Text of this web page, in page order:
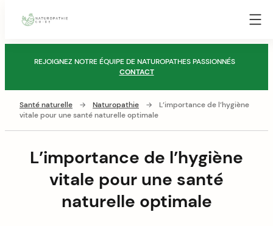
REJOIGNEZ NOTRE ÉQUIPE DE NATUROPATHES PASSIONNÉS
CONTACT
Santé naturelle → Naturopathie →
L’importance de l’hygiène
vitale pour une santé naturelle optimale
L’importance de l’hygiène
vitale pour une santé
naturelle optimale